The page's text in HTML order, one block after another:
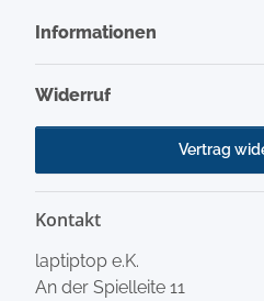
Informationen
Widerruf
Vertrag
Kontakt
laptiptop e.K.
An der Spielleite 11